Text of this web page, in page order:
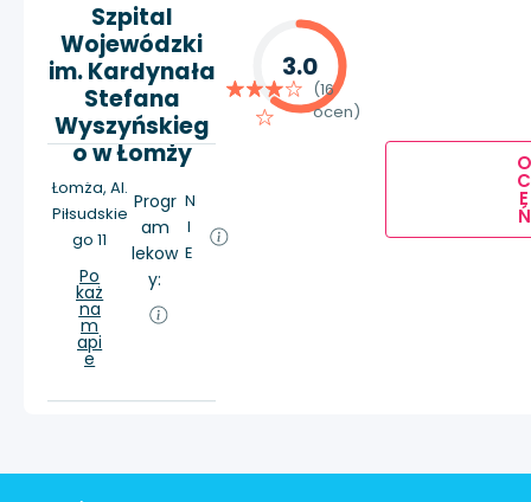
Szpital
Wojewódzki
im. Kardynała
Stefana
Wyszyńskieg
o w Łomży
Łomża, Al.
Piłsudskie
go 11
Po
każ
na
m
api
e
Progr
am
lekow
y:
N
I
E
3.0
(16
ocen)
O
C
E
Ń